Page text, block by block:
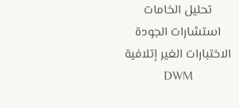
تحليل الخامات
استشارات الجودة
الاختبارات الغير إتلافية
DWM